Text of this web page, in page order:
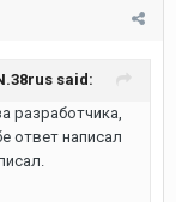
said:
разработчика,
ответ написал